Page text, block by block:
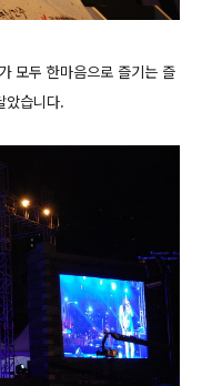
모두 한마음으로 즐기는 즐
았습니다.